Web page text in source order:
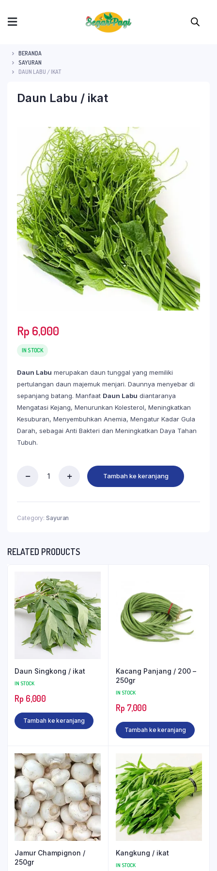
BERANDA
SAYURAN
DAUN LABU / IKAT
Daun Labu / ikat
Rp 6,000
IN STOCK
Daun Labu merupakan daun tunggal yang memiliki
pertulangan daun majemuk menjari. Daunnya menyebar di
sepanjang batang. Manfaat Daun Labu diantaranya
Mengatasi Kejang, Menurunkan Kolesterol, Meningkatkan
Kesuburan, Menyembuhkan Anemia, Mengatur Kadar Gula
Darah, sebagai Anti Bakteri dan Meningkatkan Daya Tahan
Tubuh.
Tambah ke keranjang
Category: Sayuran
RELATED PRODUCTS
Daun Singkong / ikat
IN STOCK
Rp 6,000
Tambah ke keranjang
Kacang Panjang / 200 –
250gr
IN STOCK
Rp 7,000
Tambah ke keranjang
Jamur Champignon /
250gr
Kangkung / ikat
IN STOCK